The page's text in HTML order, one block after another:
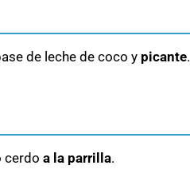
de leche de coco y picante.
cerdo a la parrilla.